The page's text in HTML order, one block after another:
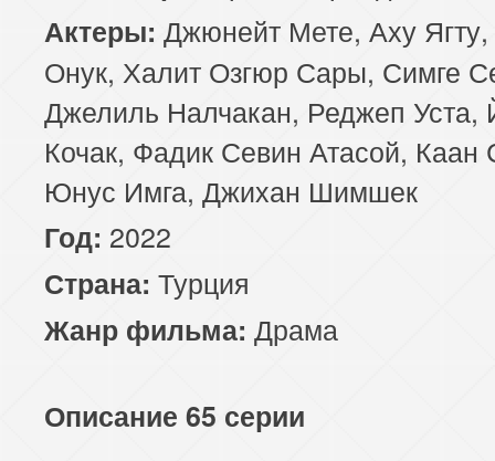
Актеры: Джюнейт Мете, Аху
Онук, Халит Озгюр Сары, Симге
Джелиль Налчакан, Реджеп Уста,
Кочак, Фадик Севин Атасой, Каан
Юнус Имга, Джихан Шимшек
Год: 2022
Страна: Турция
Жанр фильма: Драма
Описание 65 серии